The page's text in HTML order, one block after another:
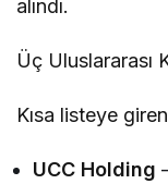
alındı.
Üç Uluslararası
Kısa listeye
UCC Holding